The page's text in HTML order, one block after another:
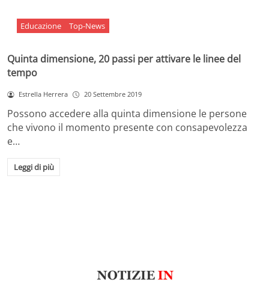
Educazione Top-News
Quinta dimensione, 20 passi per attivare le linee del
tempo
Estrella Herrera 20 Settembre 2019
Possono accedere alla quinta dimensione le persone
che vivono il momento presente con consapevolezza
e…
Leggi di più